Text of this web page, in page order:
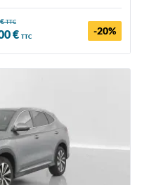
€TTC
€ TTC -20%